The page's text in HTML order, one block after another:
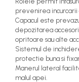
prevenirea incurcarii
Capacul este
depozitarea
opritoare sau alte
Sistemul de
protectie buna si
Manerul lateral
malul apei.